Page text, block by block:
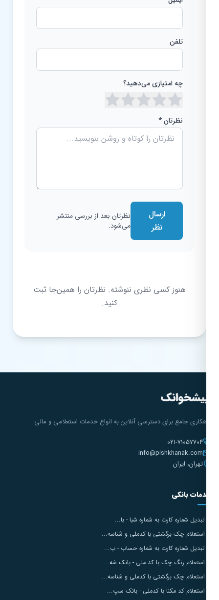
تلفن
چه امتیازی می‌دهید؟
نظرتان *
ارسال
نظرتان بعد از بررسی منتشر
می‌شود.
هنوز کسی نظری ننوشته. نظرتان را همین‌جا ثبت
کنید.
جامع برای دسترسی آنلاین به انواع خدمات استعلامی و مالی
۰۲۱-۷۱۰۵۷۷۰۴
info@pishkhanak.com
تهران، ایران
بانکی
تبدیل شماره کارت به شماره شبا - با...
استعلام چک برگشتی با کدملی و شناسه...
تبدیل شماره کارت به شماره حساب - ب...
استعلام رنگ چک با کد ملی - بانک شه...
استعلام چک برگشتی با کدملی و شناسه...
استعلام کد مکنا با کدملی - بانک سپ...